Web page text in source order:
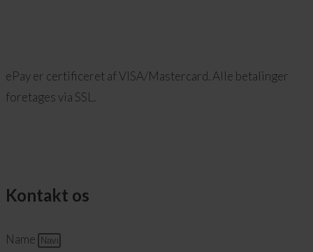
ePay er certificeret af VISA/Mastercard. Alle betalinger
foretages via SSL.
Kontakt os
Name